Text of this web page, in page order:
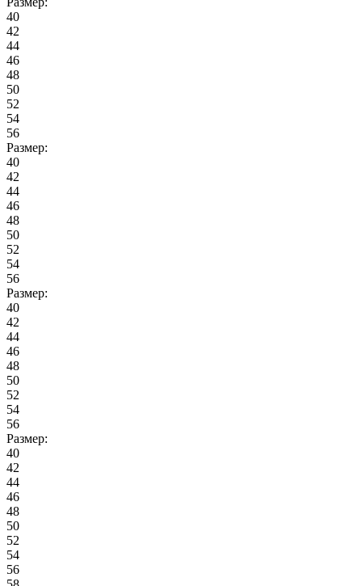
40
42
44
46
48
50
52
54
56
Размер:
40
42
44
46
48
50
52
54
56
Размер:
40
42
44
46
48
50
52
54
56
Размер:
40
42
44
46
48
50
52
54
56